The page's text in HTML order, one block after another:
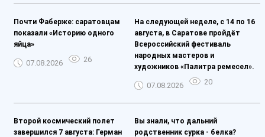
Почти Фаберже: саратовцам
показали «Историю одного
яйца»
07.08.2026 26
На следующей неделе, с 14 по 16
августа, в Саратове пройдёт
Всероссийский фестиваль
народных мастеров и
художников «Палитра ремесел».
07.08.2026 20
Второй космический полет
завершился 7 августа: Герман
Вы знали, что дальний
родственник сурка - белка?